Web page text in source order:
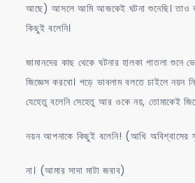
আছে) আসলে আমি আজকেই ঘটনা শুনেছি। তাও
কিছুই বলেনি।
জামানদের কাছ থেকে ঘটনার হালকা পাতলা শুনে
জিজ্ঞেস করবো। পড়ে ভাবলাম বলতে চাইলে নয়ন
যেহেতু বলেনি সেহেতু আর ওকে নয়, তোমাকেই
নয়ন আপনাকে কিছুই বলেনি! (আখি অবিশ্বাসের
না। (আমার সাদা মাটা জবাব)